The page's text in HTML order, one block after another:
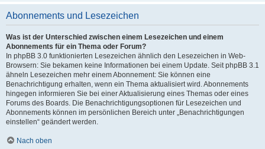
Abonnements und Lesezeichen
Was ist der Unterschied zwischen einem Lesezeichen und einem
Abonnements für ein Thema oder Forum?
In phpBB 3.0 funktionierten Lesezeichen ähnlich den Lesezeichen in Web-
Browsern: Sie bekamen keine Informationen bei einem Update. Seit phpBB 3.1
ähneln Lesezeichen mehr einem Abonnement: Sie können eine
Benachrichtigung erhalten, wenn ein Thema aktualisiert wird. Abonnements
hingegen informieren Sie bei einer Aktualisierung eines Themas oder eines
Forums des Boards. Die Benachrichtigungsoptionen für Lesezeichen und
Abonnements können im persönlichen Bereich unter „Benachrichtigungen
einstellen“ geändert werden.
Nach oben